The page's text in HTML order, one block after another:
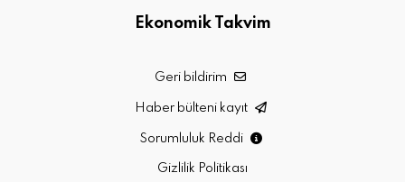
Ekonomik Takvim
Geri bildirim
Haber bülteni kayıt
Sorumluluk Reddi
Gizlilik Politikası